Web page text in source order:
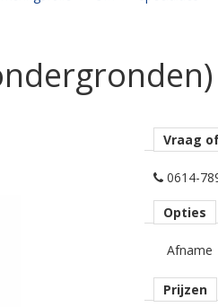
Vraag
0614-
Opties
Afname
Prijzen